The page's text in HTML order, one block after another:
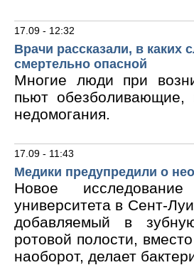
17.09 - 12:32
Врачи рассказали, в каких
смертельно опасной
Многие люди при
пьют
недомогания.
17.09 - 11:43
Медики предупредили о
Новое
университета в Сент-
добавляемый в
ротовой полости,
наоборот, делает